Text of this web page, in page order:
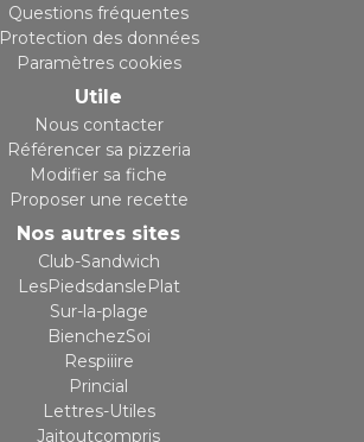
Questions fréquentes
Protection des données
Paramètres cookies
Utile
Nous contacter
Référencer sa pizzeria
Modifier sa fiche
Proposer une recette
Nos autres sites
Club-Sandwich
LesPiedsdanslePlat
Sur-la-plage
BienchezSoi
Respiiire
Princial
Lettres-Utiles
Jaitoutcompris